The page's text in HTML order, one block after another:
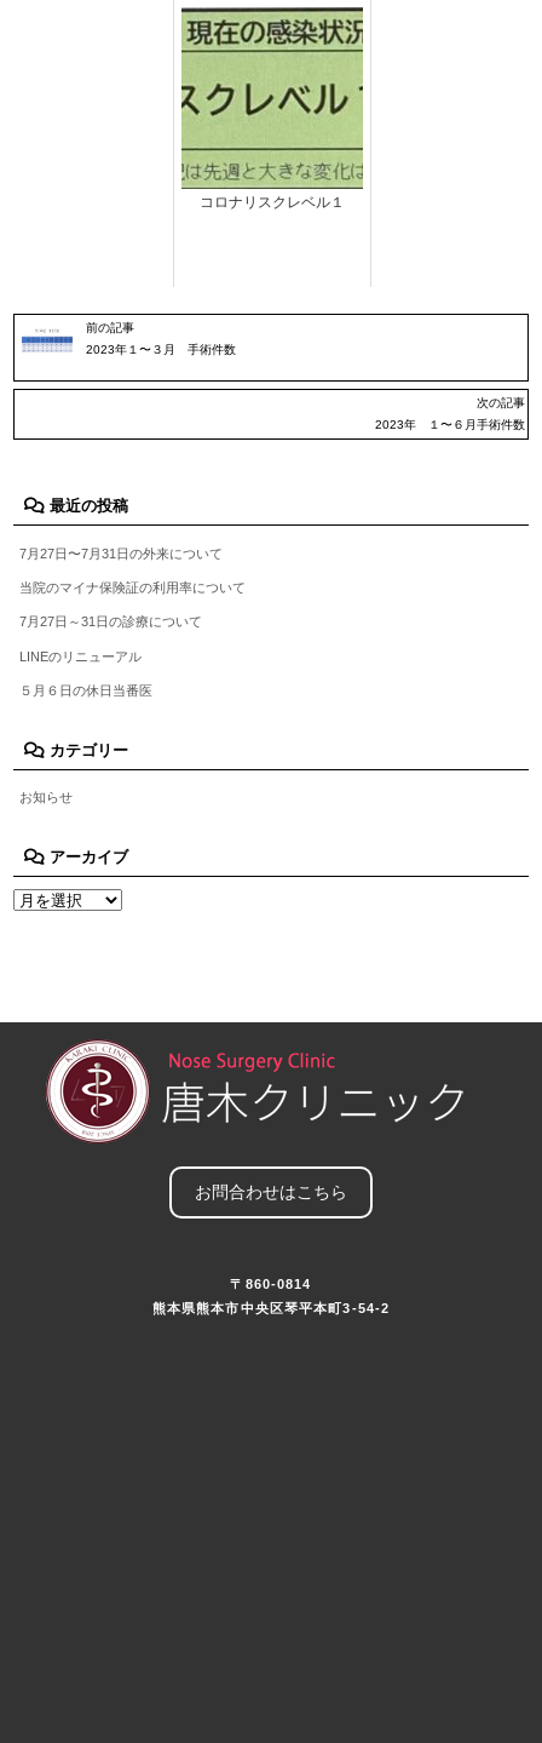
コロナリスクレベル１
前の記事
2023年１〜３月 手術件数
次の記事
2023年 １〜６月手術件数
最近の投稿
7月27日〜7月31日の外来について
当院のマイナ保険証の利用率について
7月27日～31日の診療について
LINEのリニューアル
５月６日の休日当番医
カテゴリー
お知らせ
アーカイブ
お問合わせはこちら
〒860-0814
熊本県熊本市中央区琴平本町3-54-2